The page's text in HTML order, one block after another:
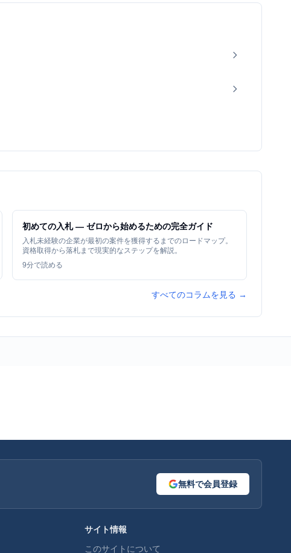
初めての入札 — ゼロから始めるための完全ガイド
入札未経験の企業が最初の案件を獲得するまでのロードマップ。
資格取得から落札まで現実的なステップを解説。
9分で読める
すべてのコラムを見る →
無料で会員登録
サイト情報
このサイトについて